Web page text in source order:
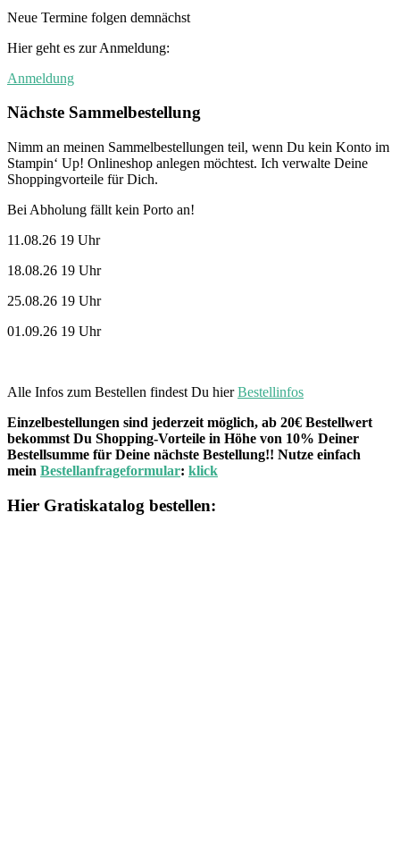
Neue Termine folgen demnächst
Hier geht es zur Anmeldung:
Anmeldung
Nächste Sammelbestellung
Nimm an meinen Sammelbestellungen teil, wenn Du kein Konto im
Stampin‘ Up! Onlineshop anlegen möchtest. Ich verwalte Deine
Shoppingvorteile für Dich.
Bei Abholung fällt kein Porto an!
11.08.26 19 Uhr
18.08.26 19 Uhr
25.08.26 19 Uhr
01.09.26 19 Uhr
Alle Infos zum Bestellen findest Du hierBestellinfos
Einzelbestellungen sind jederzeit möglich, ab 20€ Bestellwert
bekommst Du Shopping-Vorteile in Höhe von 10% Deiner
Bestellsumme für Deine nächste Bestellung!! Nutze einfach
mein Bestellanfrageformular: klick
Hier Gratiskatalog bestellen: